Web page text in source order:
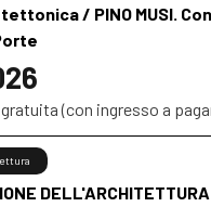
/ PINO MUSI.
(con ingresso a